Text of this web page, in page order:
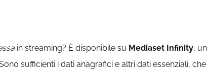
in streaming? È disponibile su Mediaset Infinity,
sufficienti i dati anagrafici e altri dati essenziali,